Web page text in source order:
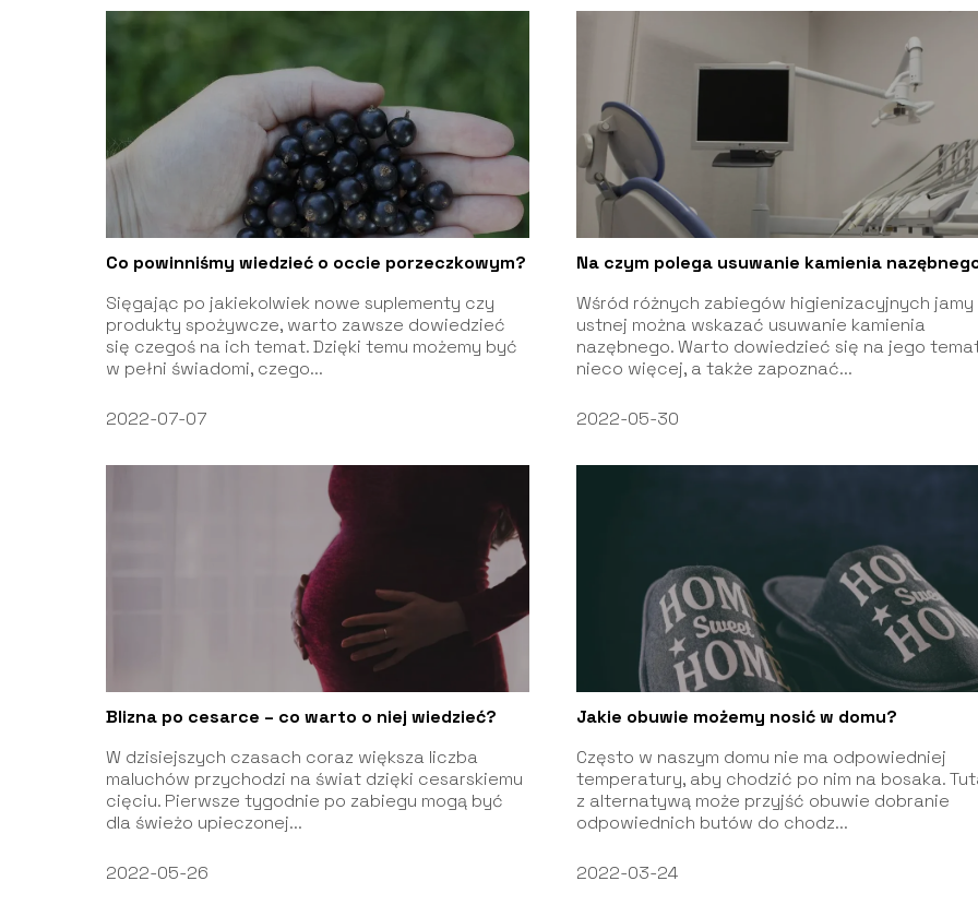
Co powinniśmy wiedzieć o occie porzeczkowym?
Sięgając po jakiekolwiek nowe suplementy czy
produkty spożywcze, warto zawsze dowiedzieć
się czegoś na ich temat. Dzięki temu możemy być
w pełni świadomi, czego...
2022-07-07
Na czym polega usuwanie kamienia
Wśród różnych zabiegów higienizacyjnych jamy
ustnej można wskazać usuwanie kamienia
nazębnego. Warto dowiedzieć się na jego
nieco więcej, a także zapoznać...
2022-05-30
Blizna po cesarce – co warto o niej wiedzieć?
W dzisiejszych czasach coraz większa liczba
maluchów przychodzi na świat dzięki cesarskiemu
cięciu. Pierwsze tygodnie po zabiegu mogą być
dla świeżo upieczonej...
2022-05-26
Jakie obuwie możemy nosić w domu?
Często w naszym domu nie ma odpowiedniej
temperatury, aby chodzić po nim na bosaka.
z alternatywą może przyjść obuwie dobranie
odpowiednich butów do chodz...
2022-03-24